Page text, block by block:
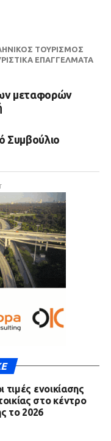
ΤΟΥΡΙΣΜΌΣ
ΕΠΑΓΓΈΛΜΑΤΑ
μεταφορών
Συμβούλιο
τιμές ενοικίασης
στο κέντρο
το 2026